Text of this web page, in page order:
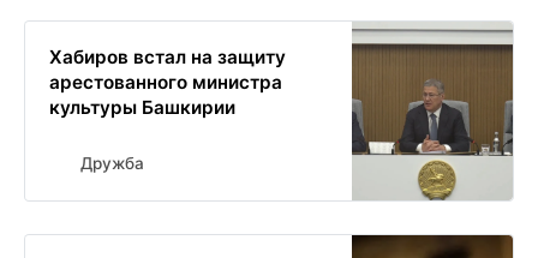
Хабиров встал на защиту
арестованного министра
культуры Башкирии
Дружба